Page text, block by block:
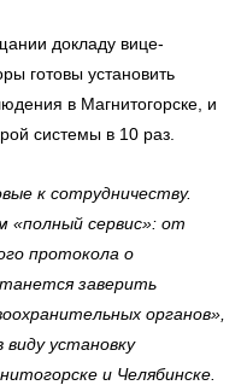
докладу вице-
готовы установить
в Магнитогорске, и
системы в 10 раз.
к сотрудничеству.
«полный сервис»: от
протокола о
заверить
органов»,
установку
и Челябинске.